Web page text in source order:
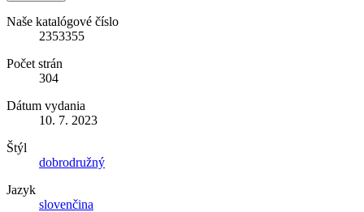
Naše katalógové číslo
2353355
Počet strán
304
Dátum vydania
10. 7. 2023
Štýl
dobrodružný
Jazyk
slovenčina